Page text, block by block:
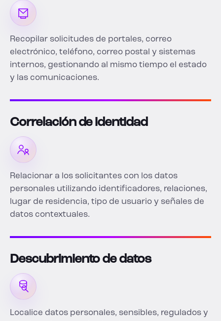
Recopilar solicitudes de portales, correo
electrónico, teléfono, correo postal y sistemas
internos, gestionando al mismo tiempo el estado
y las comunicaciones.
Correlación de identidad
Relacionar a los solicitantes con los datos
personales utilizando identificadores, relaciones,
lugar de residencia, tipo de usuario y señales de
datos contextuales.
Descubrimiento de datos
Localice datos personales, sensibles, regulados y